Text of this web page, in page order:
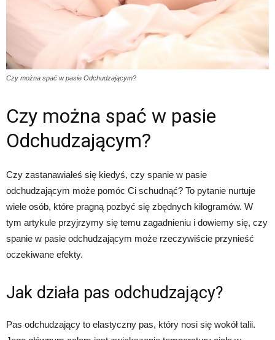
Czy można spać w pasie Odchudzającym?
Czy można spać w pasie
Odchudzającym?
Czy zastanawiałeś się kiedyś, czy spanie w pasie
odchudzającym może pomóc Ci schudnąć? To pytanie nurtuje
wiele osób, które pragną pozbyć się zbędnych kilogramów. W
tym artykule przyjrzymy się temu zagadnieniu i dowiemy się, czy
spanie w pasie odchudzającym może rzeczywiście przynieść
oczekiwane efekty.
Jak działa pas odchudzający?
Pas odchudzający to elastyczny pas, który nosi się wokół talii.